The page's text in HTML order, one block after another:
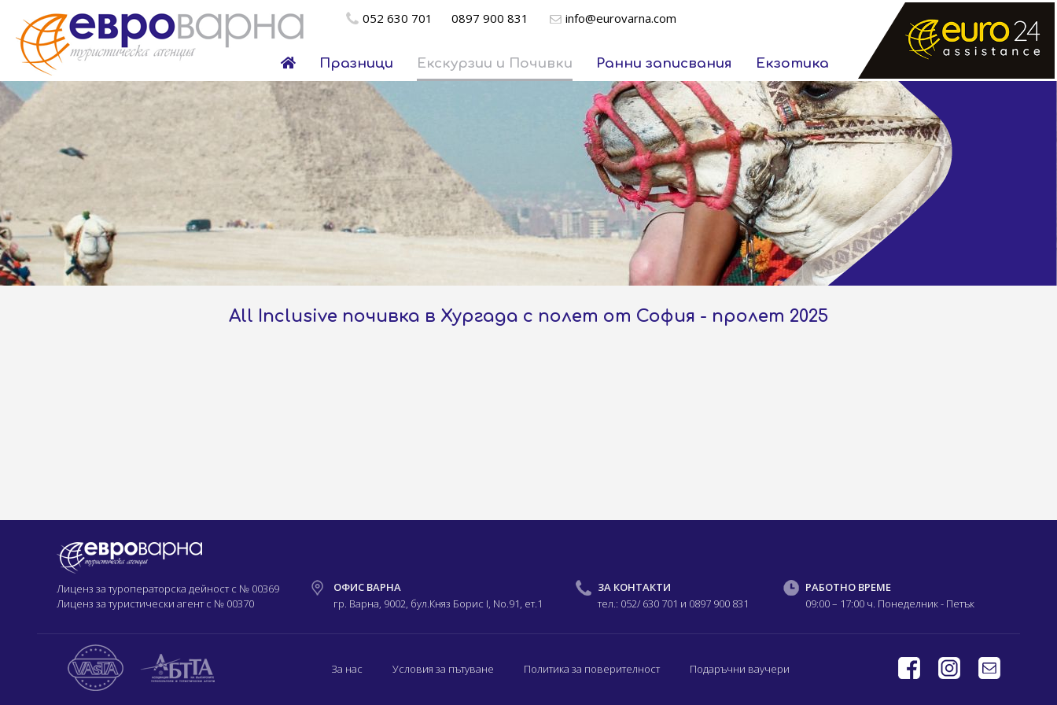
052 630 701 0897 900 831 info@eurovarna.com
Празници Екскурзии и Почивки Ранни записвания Екзотика
All Inclusive почивка в Хургада с полет от София - пролет 2025
Лиценз за туроператорска дейност с № 00369
Лиценз за туристически агент с № 00370
ОФИС ВАРНА
гр. Варна, 9002, бул.Княз Борис I, No.91, ет.1
ЗА КОНТАКТИ
тел.: 052/ 630 701 и 0897 900 831
РАБОТНО ВРЕМЕ
09:00 – 17:00 ч. Понеделник - Петък
За нас Условия за пътуване Политика за поверителност Подаръчни ваучери